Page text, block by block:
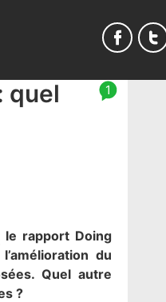
1
quel
le rapport Doing
du
Quel autre
?